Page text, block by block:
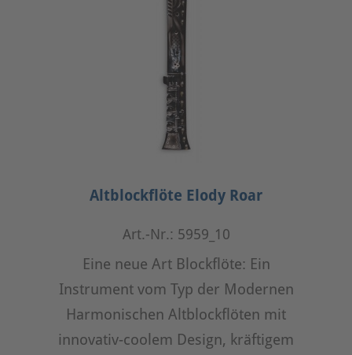
Altblockflöte Elody Roar
Art.-Nr.: 5959_10
Eine neue Art Blockflöte: Ein
Instrument vom Typ der Modernen
Harmonischen Altblockflöten mit
innovativ-coolem Design, kräftigem